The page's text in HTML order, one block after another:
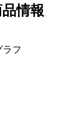
品情報
ラフ